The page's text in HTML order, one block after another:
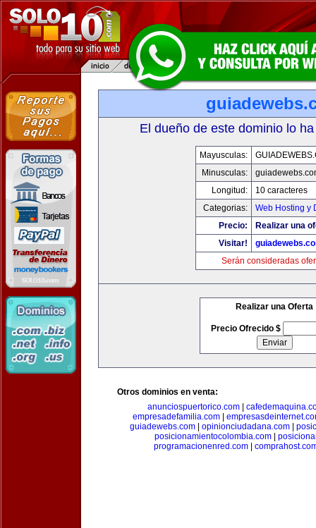
El dueño de este dominio lo
Mayusculas:
Minusculas:
Longitud:
10 caracteres
Categorias:
Web Hosting y
Precio:
Realizar una
Visitar!
Serán consideradas
Realizar una Oferta
Precio Ofrecido $
Otros dominios en venta:
anunciospuertorico.com|
empresadefamilia.com
guiadewebs.com
opinionciudadana.com
posicionamientocolombia.com|
programacionenred.com